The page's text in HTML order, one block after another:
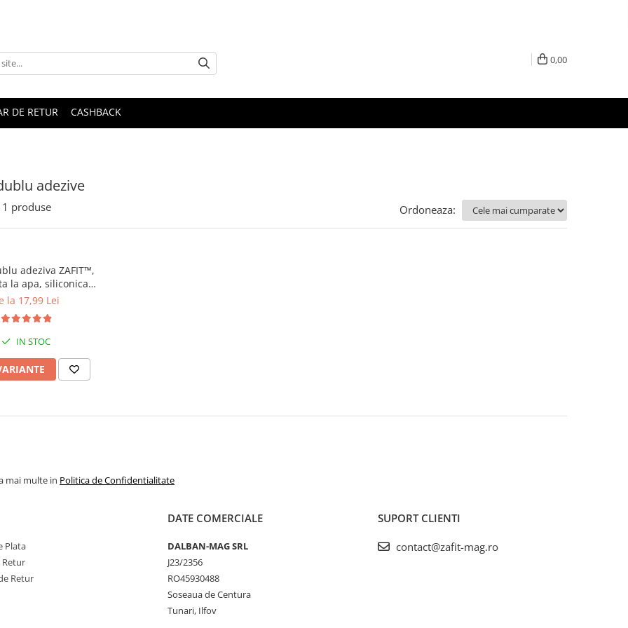
0,00
DE RETUR CASHBACK
adezive
1 produse Ordoneaza:
adeziva ZAFIT™,
la apa, siliconica,
3 cm latime
la 17,99 Lei
IN STOC
mai multe in Politica de Confidentialitate
Plata
Retur
Retur
DATE COMERCIALE
DALBAN-MAG SRL
J23/2356
RO45930488
Soseaua de Centura
Tunari, Ilfov
SUPORT CLIENTI
contact@zafit-mag.ro